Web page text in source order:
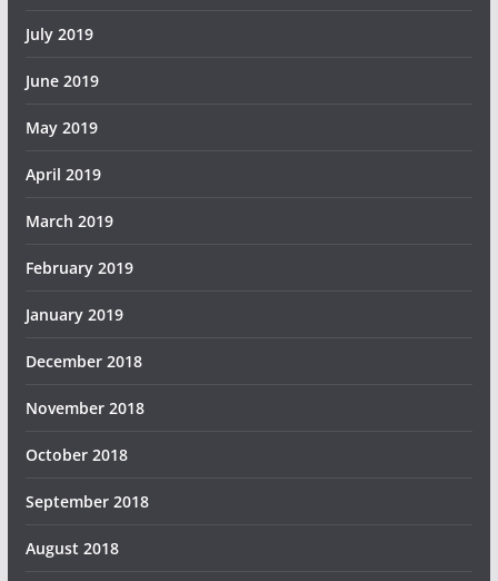
July 2019
June 2019
May 2019
April 2019
March 2019
February 2019
January 2019
December 2018
November 2018
October 2018
September 2018
August 2018